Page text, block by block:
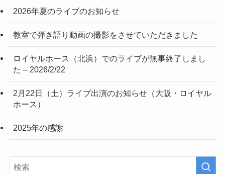
2026年夏のライブのお知らせ
教室で弾き語り動画の撮影をさせていただきました
ロイヤルホース（北浜）でのライブが無事終了しまし
た – 2026/2/22
2月22日（土）ライブ出演のお知らせ（大阪・ロイヤル
ホース）
2025年の感謝